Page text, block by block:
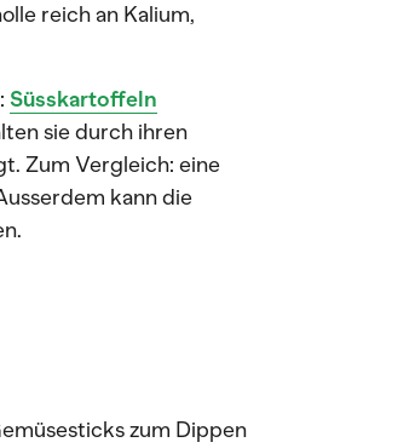
reich an Kalium,
Süsskartoffeln
sie durch ihren
Zum Vergleich: eine
kann die
zum Dippen